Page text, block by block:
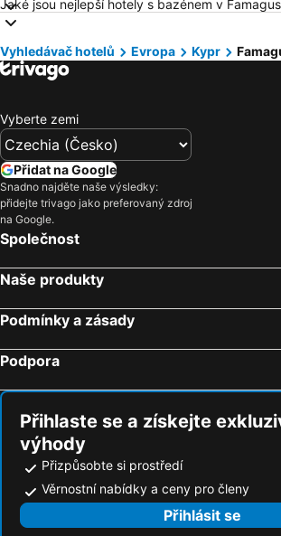
Hotely Lignano Sabbiadoro
Hotely
Hotely Kréta
Hotely
Hotely Rakousko
Hotely Slovinsko
Hotely
Hotely Korfu
Hotely Krkonoše
Hotely Jihočeský kraj
Hotely Rhodos
Hotely Kypr
Jaké jsou nejlepší hotely s bazénem v
Vyhledávač hotelů Evropa Kypr
Vyberte zemi
Přidat na Google
Snadno najděte naše výsledky:
přidejte trivago jako preferovaný zdroj
na Google.
Společnost
Naše produkty
Podmínky a zásady
Podpora
Přihlaste se a získejte
výhody
Přizpůsobte si prostředí
Věrnostní nabídky a ceny pro členy
Přihlásit se